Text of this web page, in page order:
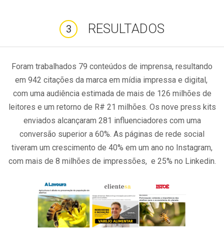
3 RESULTADOS
Foram trabalhados 79 conteúdos de imprensa, resultando
em 942 citações da marca em mídia impressa e digital,
com uma audiência estimada de mais de 126 milhões de
leitores e um retorno de R# 21 milhões. Os nove press kits
enviados alcançaram 281 influenciadores com uma
conversão superior a 60%. As páginas de rede social
tiveram um crescimento de 40% em um ano no Instagram,
com mais de 8 milhões de impressões, e 25% no Linkedin.